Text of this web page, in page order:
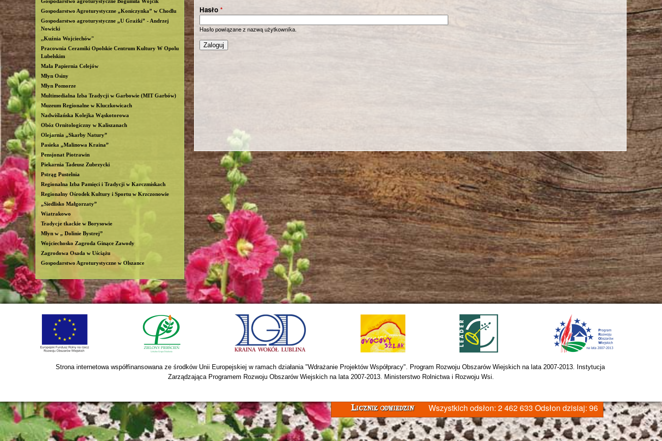
b
n
Hasło *
Hasło powiązane z nazwą użytkownika.
Gospodarstwo Agroturystyczne „Koniczynka” w Chodlu
Gospodarstwo agroturystyczne „U Grażki” - Andrzej
Nowicki
,,Kuźnia Wojciechów"
Pracownia Ceramiki Opolskie Centrum Kultury W Opolu
Lubelskim
Mała Papiernia Celejów
Młyn Osiny
Młyn Pomorze
Multimedialna Izba Tradycji w Garbowie (MIT Garbów)
Muzeum Regionalne w Kluczkowicach
Nadwiślańska Kolejka Wąskotorowa
Obóz Ornitologiczny w Kaliszanach
Olejarnia „Skarby Natury”
Pasieka „Malinowa Kraina”
Pensjonat Piotrawin
Piekarnia Tadeusz Zubrzycki
Pstrąg Pustelnia
Regionalna Izba Pamięci i Tradycji w Karczmiskach
Regionalny Ośrodek Kultury i Sportu w Krzczonowie
„Siedlisko Małgorzaty”
Wiatrakowo
Tradycje tkackie w Borysowie
Młyn w „ Dolinie Bystrej”
Wojciechosko Zagroda Ginące Zawody
Zagrodowa Osada w Uściążu
Gospodarstwo Agroturystyczne w Olszance
Strona internetowa współfinansowana ze środków Unii Europejskiej w ramach działania "Wdrażanie Projektów Współpracy". Program Rozwoju Obszarów Wiejskich na lata 2007-2013. Instytucja
Zarządzająca Programem Rozwoju Obszarów Wiejskich na lata 2007-2013. Ministerstwo Rolnictwa i Rozwoju Wsi.
Licznik odwiedzin Wszystkich odsłon: 2 462 633 Odsłon dzisiaj: 96